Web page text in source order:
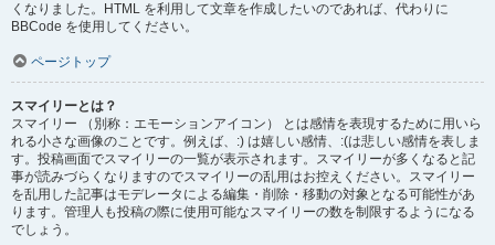
くなりました。HTML を利用して文章を作成したいのであれば、代わりに
BBCode を使用してください。
ページトップ
スマイリーとは？
スマイリー （別称：エモーションアイコン） とは感情を表現するために用いら
れる小さな画像のことです。例えば、:) は嬉しい感情、:(は悲しい感情を表しま
す。投稿画面でスマイリーの一覧が表示されます。スマイリーが多くなると記
事が読みづらくなりますのでスマイリーの乱用はお控えください。スマイリー
を乱用した記事はモデレータによる編集・削除・移動の対象となる可能性があ
ります。管理人も投稿の際に使用可能なスマイリーの数を制限するようになる
でしょう。